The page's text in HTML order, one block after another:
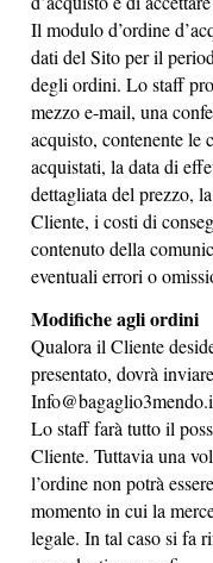
Il modulo d’ordine
dati del Sito per il
degli ordini. Lo staff
mezzo e-mail, una
acquisto, contenente le
acquistati, la data di
dettagliata del prezzo,
Cliente, i costi di
contenuto della
eventuali errori o
Modifiche agli ordini
Qualora il Cliente
presentato, dovrà
Lo staff farà tutto il
Cliente. Tuttavia una
l’ordine non potrà
momento in cui la
legale. In tal caso si fa